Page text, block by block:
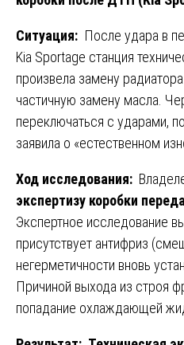
Ситуация: После удара в
Kia Sportage станция
произвела замену
частичную замену масла.
переключаться с ударами,
заявила о «естественном
Ход исследования:
экспертизу коробки
Экспертное исследование
присутствует антифриз
негерметичности вновь
Причиной выхода из строя
попадание охлаждающей